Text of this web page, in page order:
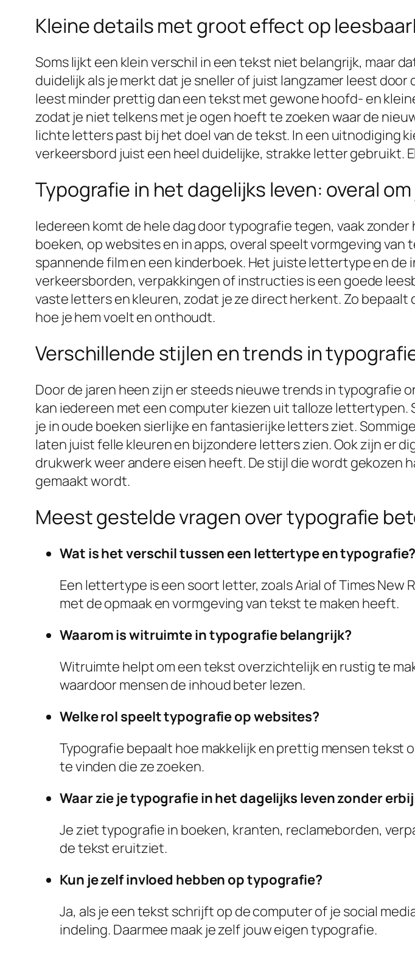
Kleine details met groot effect op
Soms lijkt een klein verschil in een tekst niet belangrijk, maar
duidelijk als je merkt dat je sneller of juist langzamer leest
leest minder prettig dan een tekst met gewone hoofd- en
zodat je niet telkens met je ogen hoeft te zoeken waar de
lichte letters past bij het doel van de tekst. In een uitnodiging
verkeersbord juist een heel duidelijke, strakke letter gebruikt.
Typografie in het dagelijks leven: overal
Iedereen komt de hele dag door typografie tegen, vaak
boeken, op websites en in apps, overal speelt vormgeving
spannende film en een kinderboek. Het juiste lettertype en
verkeersborden, verpakkingen of instructies is een goede
vaste letters en kleuren, zodat je ze direct herkent. Zo
hoe je hem voelt en onthoudt.
Verschillende stijlen en trends in
Door de jaren heen zijn er steeds nieuwe trends in typografie
kan iedereen met een computer kiezen uit talloze
je in oude boeken sierlijke en fantasierijke letters ziet.
laten juist felle kleuren en bijzondere letters zien. Ook zijn er
drukwerk weer andere eisen heeft. De stijl die wordt gekozen
gemaakt wordt.
Meest gestelde vragen over typografie
Wat is het verschil tussen een lettertype en typografie?
Een lettertype is een soort letter, zoals Arial of Times New
met de opmaak en vormgeving van tekst te maken heeft.
Waarom is witruimte in typografie belangrijk?
Witruimte helpt om een tekst overzichtelijk en rustig te
waardoor mensen de inhoud beter lezen.
Welke rol speelt typografie op websites?
Typografie bepaalt hoe makkelijk en prettig mensen tekst
te vinden die ze zoeken.
Waar zie je typografie in het dagelijks leven zonder
Je ziet typografie in boeken, kranten, reclameborden,
de tekst eruitziet.
Kun je zelf invloed hebben op typografie?
Ja, als je een tekst schrijft op de computer of je social
indeling. Daarmee maak je zelf jouw eigen typografie.